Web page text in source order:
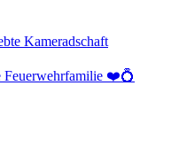
Kameradschaft
Feuerwehrfamilie ❤️💍